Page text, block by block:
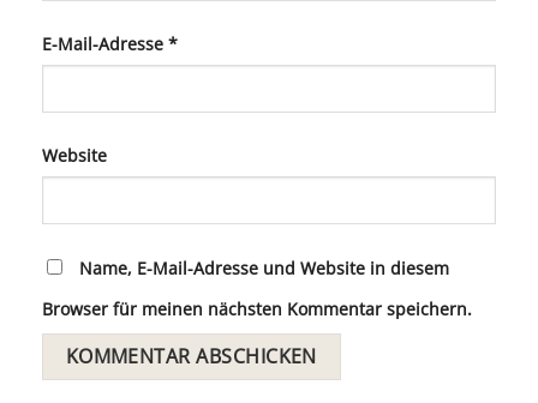
E-Mail-Adresse *
Website
Name, E-Mail-Adresse und Website in diesem
Browser für meinen nächsten Kommentar speichern.